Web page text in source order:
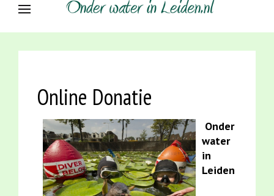
Online Donatie
Onder
water
in
Leiden